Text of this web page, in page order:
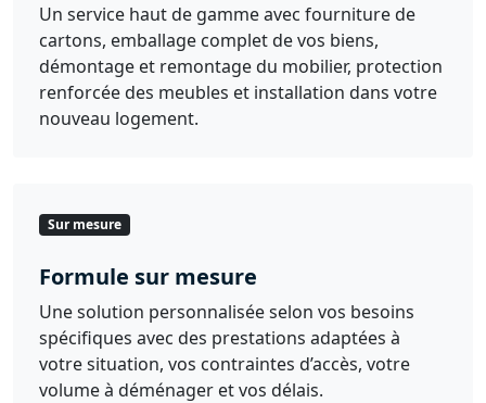
Un service haut de gamme avec fourniture de
cartons, emballage complet de vos biens,
démontage et remontage du mobilier, protection
renforcée des meubles et installation dans votre
nouveau logement.
Sur mesure
Formule sur mesure
Une solution personnalisée selon vos besoins
spécifiques avec des prestations adaptées à
votre situation, vos contraintes d’accès, votre
volume à déménager et vos délais.